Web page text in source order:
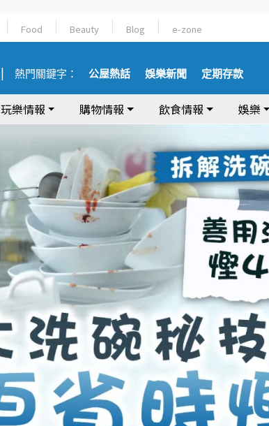
Food Beauty Blog e-zone
熱門關鍵字： 公屋熱話 娛樂新聞 定期存款
玩樂情報 購物情報 飲食情報 娛樂